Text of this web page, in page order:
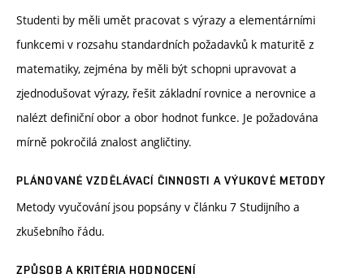
Studenti by měli umět pracovat s výrazy a elementárními
funkcemi v rozsahu standardních požadavků k maturitě z
matematiky, zejména by měli být schopni upravovat a
zjednodušovat výrazy, řešit základní rovnice a nerovnice a
nalézt definiční obor a obor hodnot funkce. Je požadována
mírně pokročilá znalost angličtiny.
PLÁNOVANÉ VZDĚLÁVACÍ ČINNOSTI A VÝUKOVÉ METODY
Metody vyučování jsou popsány v článku 7 Studijního a
zkušebního řádu.
ZPŮSOB A KRITÉRIA HODNOCENÍ